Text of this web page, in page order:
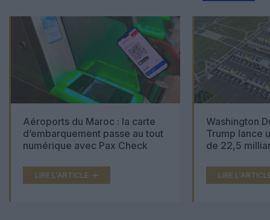
Aéroports du Maroc : la carte
d’embarquement passe au tout
numérique avec Pax Check
LIRE L'ARTICLE
Washington
Trump lance
de 22,5
LIRE